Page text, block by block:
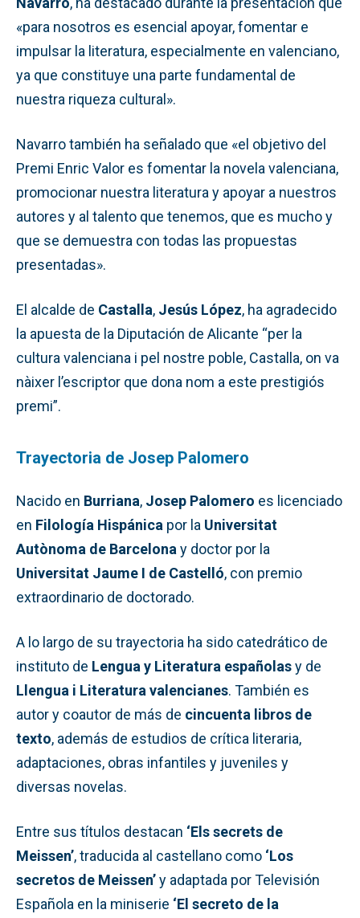
«para nosotros es esencial apoyar, fomentar e
impulsar la literatura, especialmente en valenciano,
ya que constituye una parte fundamental de
nuestra riqueza cultural».
Navarro también ha señalado que «el objetivo del
Premi Enric Valor es fomentar la novela valenciana,
promocionar nuestra literatura y apoyar a nuestros
autores y al talento que tenemos, que es mucho y
que se demuestra con todas las propuestas
presentadas».
El alcalde de Castalla, Jesús López, ha agradecido
la apuesta de la Diputación de Alicante “per la
cultura valenciana i pel nostre poble, Castalla, on va
nàixer l’escriptor que dona nom a este prestigiós
premi”.
Trayectoria de Josep Palomero
Nacido en Burriana, Josep Palomero es licenciado
en Filología Hispánica por la Universitat
Autònoma de Barcelona y doctor por la
Universitat Jaume I de Castelló, con premio
extraordinario de doctorado.
A lo largo de su trayectoria ha sido catedrático de
instituto de Lengua y Literatura españolasy de
Llengua i Literatura valencianes. También es
autor y coautor de más de cincuenta libros de
texto, además de estudios de crítica literaria,
adaptaciones, obras infantiles y juveniles y
diversas novelas.
Entre sus títulos destacan ‘Els secrets de
Meissen’, traducida al castellano como ‘Los
secretos de Meissen’y adaptada por Televisión
Española en la miniserie ‘El secreto de la